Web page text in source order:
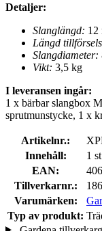
Detaljer:
Slanglängd: 12
Längd
Slangdiameter:
Vikt: 3,5 kg
I leveransen ingår:
1 x bärbar slangbox
sprutmunstycke, 1 x
Artikelnr.:
Innehåll:
1
EAN:
Tillverkarnr.:
Varumärken:
Typ av produkt: